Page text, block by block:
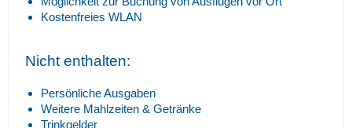
Kostenfreies WLAN
Nicht enthalten:
Persönliche Ausgaben
Weitere Mahlzeiten & Getränke
Trinkgelder